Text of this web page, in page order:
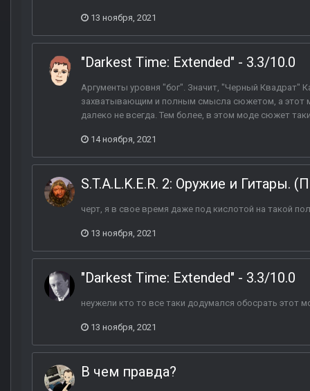
13 ноября, 2021
"Darkest Time: Extended" - 3.3/10.0
Аргументы уровня "бог". Значит, "Черный Квадрат"
захватывающим и полным смысла сюжетом, а этот
далеко не всегда. Тем более, в этом моде сюжет
14 ноября, 2021
S.T.A.L.K.E.R. 2: Оружие и Гитары.
черт, я в свое время даже под кислотой на такой
13 ноября, 2021
"Darkest Time: Extended" - 3.3/10.0
неужели кто то все таки додумался обосрать этот
13 ноября, 2021
В чем правда?